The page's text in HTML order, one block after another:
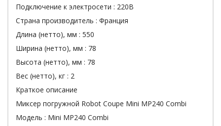
Подключение к электросети : 220В
Страна производитель : Франция
Длина (нетто), мм : 550
Ширина (нетто), мм : 78
Высота (нетто), мм : 78
Вес (нетто), кг : 2
Краткое описание
Миксер погружной Robot Coupe Mini MP240 Combi
Модель : Mini MP240 Combi